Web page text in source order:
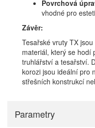
Povrchová
vhodné pro
Závěr:
Tesařské vruty TX
materiál, který se hodí
truhlářství a tesařství.
korozi jsou ideální pro
střešních konstrukcí
Parametry